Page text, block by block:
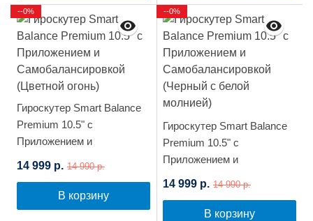
Гироскутер Smart Balance
Premium 10.5" с
Приложением и
(Цветной огонь)
14 999 р. 14 990 р.
В корзину
--0%
Гироскутер Smart Balance
Premium 10.5" с
Приложением и
(Черный с белой молнией)
14 999 р. 14 990 р.
В корзину
--0%